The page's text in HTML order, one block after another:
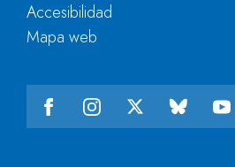
Accesibilidad
Mapa web